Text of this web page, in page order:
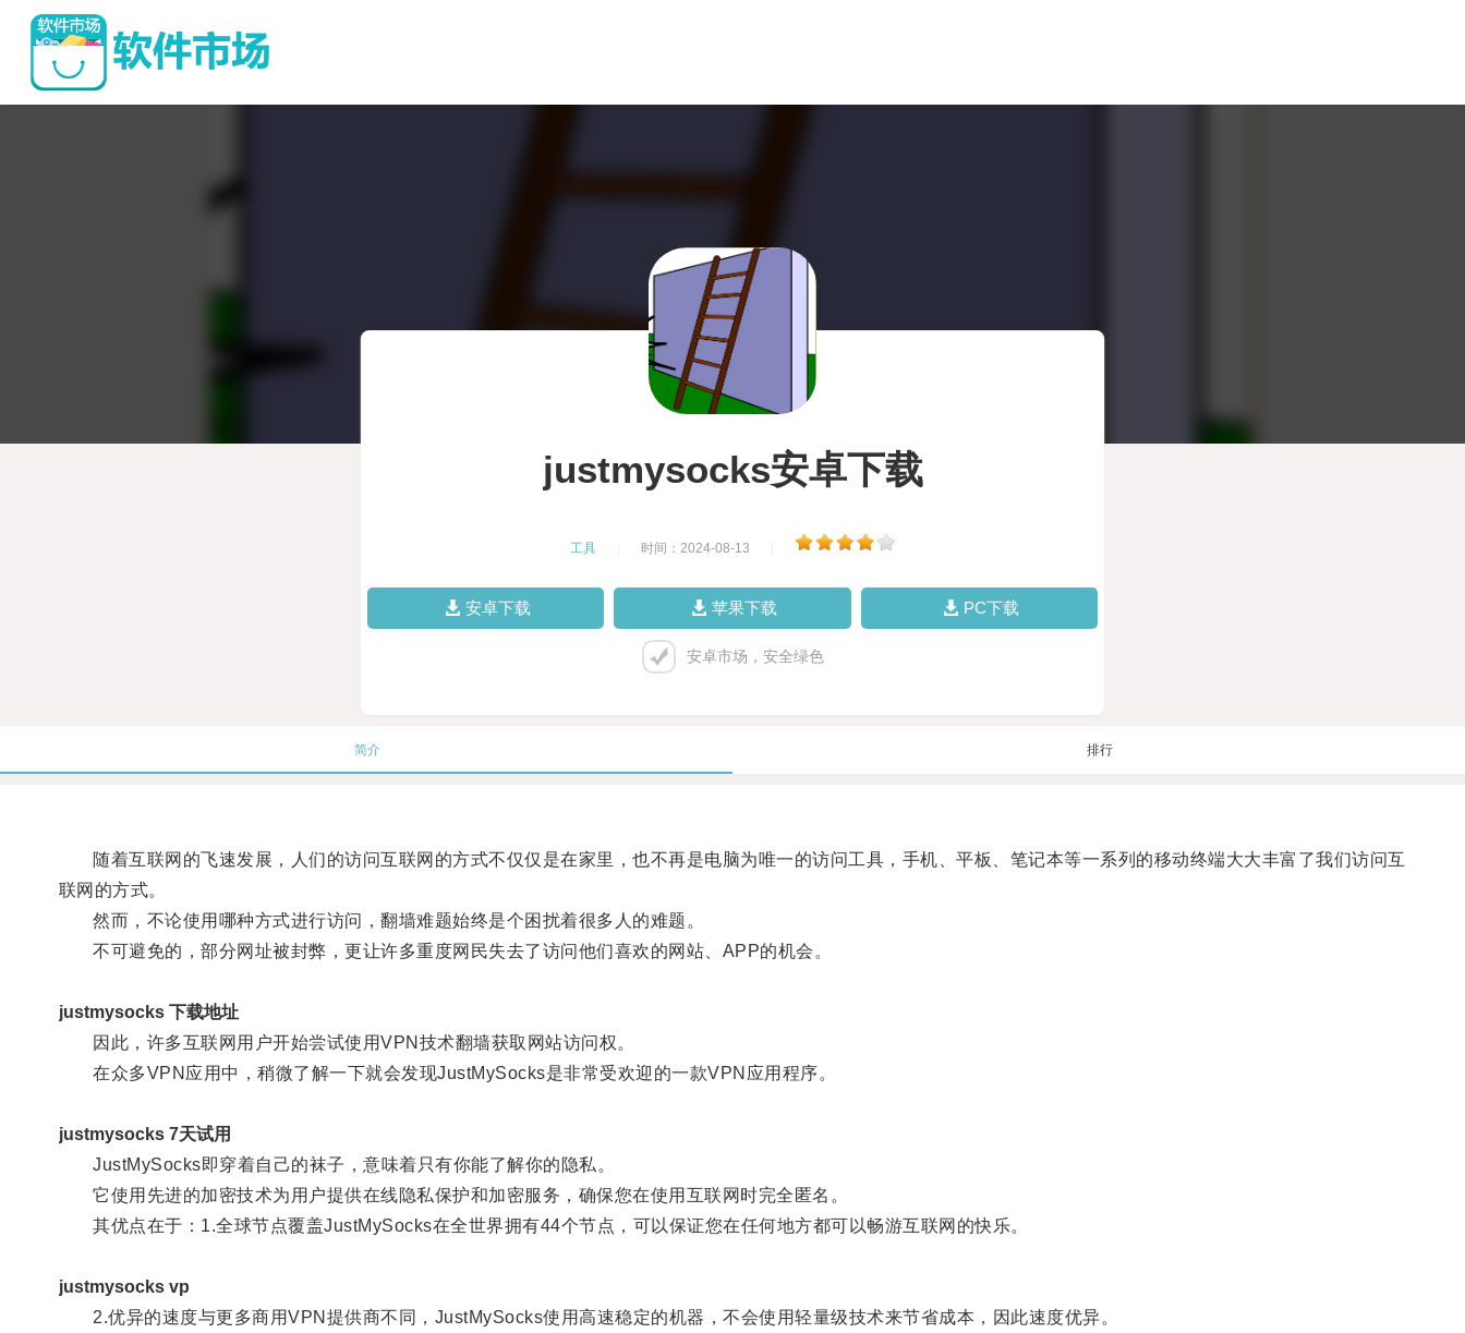
justmysocks安卓下载
工具 时间：2024-08-13
安卓下载 苹果下载 PC下载
安卓市场，安全绿色
简介 排行
随着互联网的飞速发展，人们的访问互联网的方式不仅仅是在家里，也不再是电脑为唯一的访问工具，手机、平板、笔记本等一系列的移动终端大大丰富了我们访问互
联网的方式。
然而，不论使用哪种方式进行访问，翻墙难题始终是个困扰着很多人的难题。
不可避免的，部分网址被封弊，更让许多重度网民失去了访问他们喜欢的网站、APP的机会。
justmysocks 下载地址
因此，许多互联网用户开始尝试使用VPN技术翻墙获取网站访问权。
在众多VPN应用中，稍微了解一下就会发现JustMySocks是非常受欢迎的一款VPN应用程序。
justmysocks 7天试用
JustMySocks即穿着自己的袜子，意味着只有你能了解你的隐私。
它使用先进的加密技术为用户提供在线隐私保护和加密服务，确保您在使用互联网时完全匿名。
其优点在于：1.全球节点覆盖JustMySocks在全世界拥有44个节点，可以保证您在任何地方都可以畅游互联网的快乐。
justmysocks vp
2.优异的速度与更多商用VPN提供商不同，JustMySocks使用高速稳定的机器，不会使用轻量级技术来节省成本，因此速度优异。